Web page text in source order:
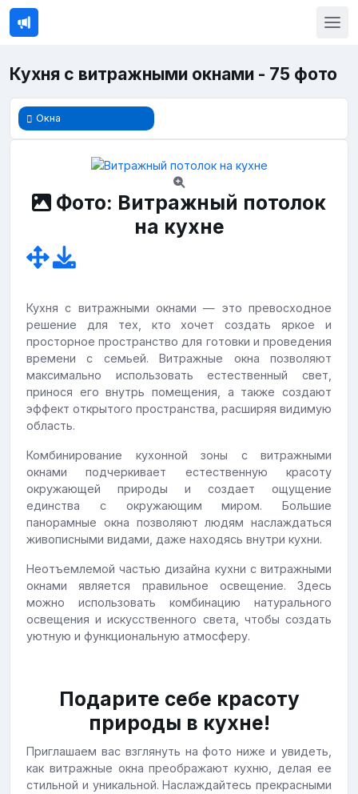
Кухня с витражными окнами - 75 фото
Окна
Фото: Витражный потолок
на кухне
Кухня с витражными окнами — это превосходное
решение для тех, кто хочет создать яркое и
просторное пространство для готовки и проведения
времени с семьей. Витражные окна позволяют
максимально использовать естественный свет,
принося его внутрь помещения, а также создают
эффект открытого пространства, расширяя видимую
область.
Комбинирование кухонной зоны с витражными
окнами подчеркивает естественную красоту
окружающей природы и создает ощущение
единства с окружающим миром. Большие
панорамные окна позволяют людям наслаждаться
живописными видами, даже находясь внутри кухни.
Неотъемлемой частью дизайна кухни с витражными
окнами является правильное освещение. Здесь
можно использовать комбинацию натурального
освещения и искусственного света, чтобы создать
уютную и функциональную атмосферу.
Подарите себе красоту
природы в кухне!
Приглашаем вас взглянуть на фото ниже и увидеть,
как витражные окна преображают кухню, делая ее
стильной и уникальной. Наслаждайтесь прекрасными